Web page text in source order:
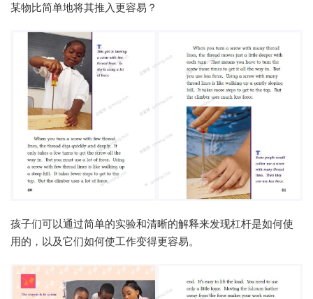
某物比简单地将其推入更容易？
孩子们可以通过简单的实验和清晰的解释来发现杠杆是如何使
用的，以及它们如何使工作变得更容易。